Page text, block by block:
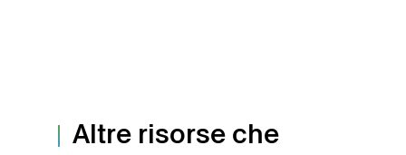
Altre risorse che